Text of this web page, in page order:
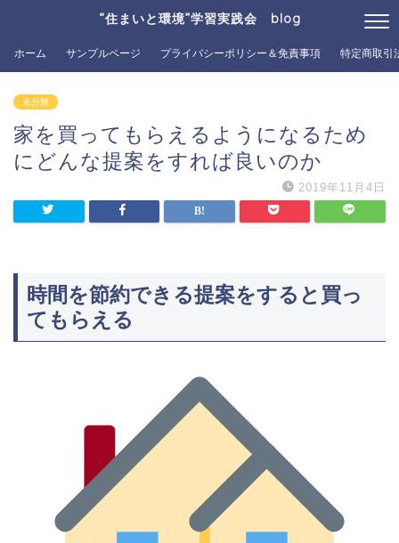
“住まいと環境”学習実践会 blog
ホーム サンプルページ プライバシーポリシー＆免責事項 特定商取引
未分類
家を買ってもらえるようになるため
にどんな提案をすれば良いのか
2019年11月4日
時間を節約できる提案をすると買っ
てもらえる